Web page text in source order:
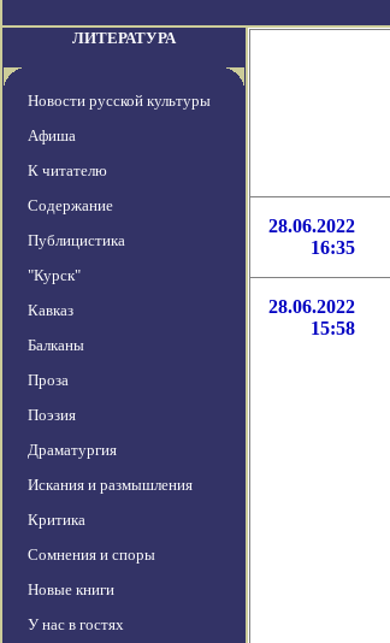
ЛИТЕРАТУРА
Новости русской культуры
Афиша
К читателю
Содержание
Публицистика
"Курск"
Кавказ
Балканы
Проза
Поэзия
Драматургия
Искания и размышления
Критика
Сомнения и споры
Новые книги
У нас в гостях
28.06.2022
16:35
28.06.2022
15:58